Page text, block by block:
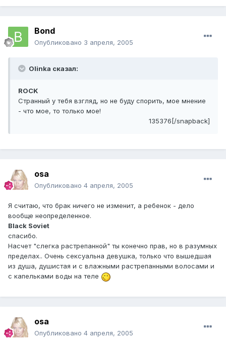
Bond
Опубликовано 3 апреля, 2005
Olinka сказал:
ROCK
Странный у тебя взгляд, но не буду спорить, мое мнение
- что мое, то только мое!
135376[/snapback]
osa
Опубликовано 4 апреля, 2005
Я считаю, что брак ничего не изменит, а ребенок - дело
вообще неопределенное.
Black Soviet
спасибо.
Насчет "слегка растрепанной" ты конечно прав, но в разумных
пределах.. Очень сексуальна девушка, только что вышедшая
из душа, душистая и с влажными растрепанными волосами и
с капельками воды на теле
osa
Опубликовано 4 апреля, 2005